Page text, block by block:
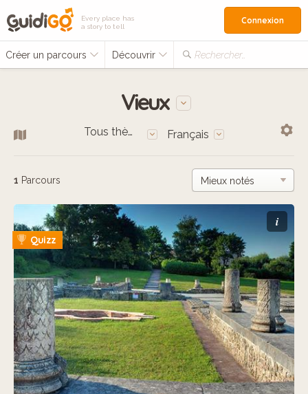
Every place has
a story to tell
Créer un parcours Découvrir Rechercher…
Connexion
Vieux
Tous thèmes Français
1 Parcours
i
Quizz